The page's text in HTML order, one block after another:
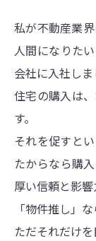
私が不動産業
人間になりた
会社に入社しま
住宅の購入は
す。
それを促すと
たからなら購
厚い信頼と影響
「物件推し」
ただそれだけ